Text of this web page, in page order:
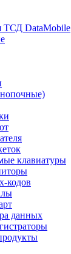
ТСД DataMobile
клавиатуры
кодов
данных